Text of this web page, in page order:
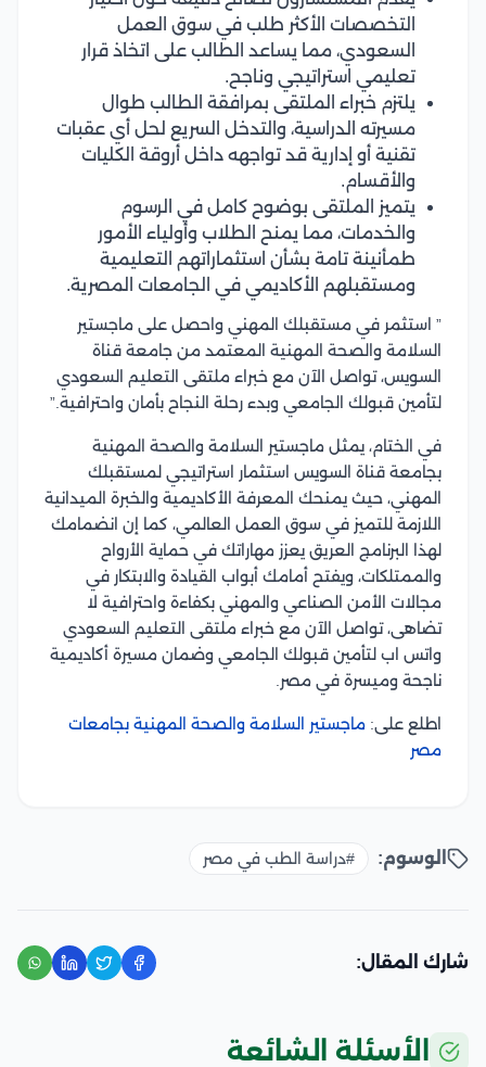
التخصصات الأكثر طلب في سوق العمل
السعودي، مما يساعد الطالب على اتخاذ قرار
تعليمي استراتيجي وناجح.
يلتزم خبراء الملتقى بمرافقة الطالب طوال
مسيرته الدراسية، والتدخل السريع لحل أي عقبات
تقنية أو إدارية قد تواجهه داخل أروقة الكليات
والأقسام.
يتميز الملتقى بوضوح كامل في الرسوم
والخدمات، مما يمنح الطلاب وأولياء الأمور
طمأنينة تامة بشأن استثماراتهم التعليمية
ومستقبلهم الأكاديمي في الجامعات المصرية.
” استثمر في مستقبلك المهني واحصل على ماجستير
السلامة والصحة المهنية المعتمد من جامعة قناة
السويس، تواصل الآن مع خبراء ملتقى التعليم السعودي
لتأمين قبولك الجامعي وبدء رحلة النجاح بأمان واحترافية.”
في الختام، يمثل ماجستير السلامة والصحة المهنية
بجامعة قناة السويس استثمار استراتيجي لمستقبلك
المهني، حيث يمنحك المعرفة الأكاديمية والخبرة الميدانية
اللازمة للتميز في سوق العمل العالمي، كما إن انضمامك
لهذا البرنامج العريق يعزز مهاراتك في حماية الأرواح
والممتلكات، ويفتح أمامك أبواب القيادة والابتكار في
مجالات الأمن الصناعي والمهني بكفاءة واحترافية لا
تضاهى، تواصل الآن مع خبراء ملتقى التعليم السعودي
واتس اب لتأمين قبولك الجامعي وضمان مسيرة أكاديمية
ناجحة وميسرة في مصر.
اطلع على: ماجستير السلامة والصحة المهنية بجامعات
مصر
الوسوم: #دراسة الطب في مصر
شارك المقال:
الأسئلة الشائعة